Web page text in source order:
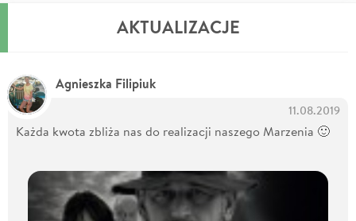
AKTUALIZACJE
Agnieszka Filipiuk
11.08.2019
Każda kwota zbliża nas do realizacji naszego Marzenia 🙂